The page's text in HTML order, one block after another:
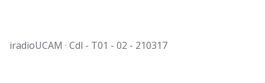
iradioUCAM · Cdl - T01 - 02 - 210317